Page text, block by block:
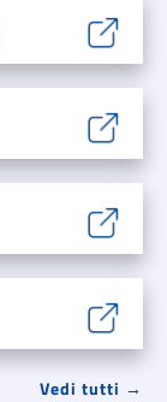
Vedi tutti →